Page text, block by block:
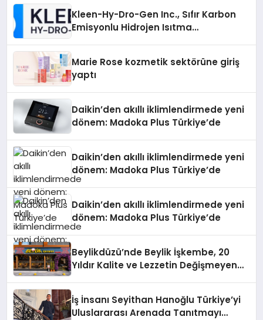
Kleen-Hy-Dro-Gen Inc., Sıfır Karbon
Emisyonlu Hidrojen Isıtma
Marie Rose kozmetik sektörüne giriş
yaptı
Daikin’den akıllı iklimlendirmede yeni
dönem: Madoka Plus Türkiye’de
Daikin’den akıllı iklimlendirmede yeni
dönem: Madoka Plus Türkiye’de
Daikin’den akıllı iklimlendirmede yeni
dönem: Madoka Plus Türkiye’de
Beylikdüzü’nde Beylik İşkembe, 20
Yıldır Kalite ve Lezzetin Değişmeyen
İş İnsanı Seyithan Hanoğlu Türkiye’yi
Uluslararası Arenada Tanıtmayı